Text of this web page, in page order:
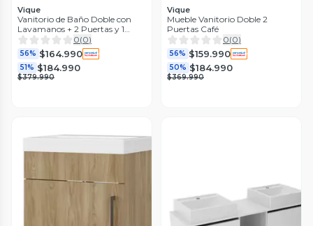
Vique
Vanitorio de Baño Doble con
Lavamanos + 2 Puertas y 1
Cajón Café
0(0)
56% $164.990
51% $184.990
$379.990
Vique
Mueble Vanitorio Doble 2
Puertas Café
0(0)
56% $159.990
50% $184.990
$369.990